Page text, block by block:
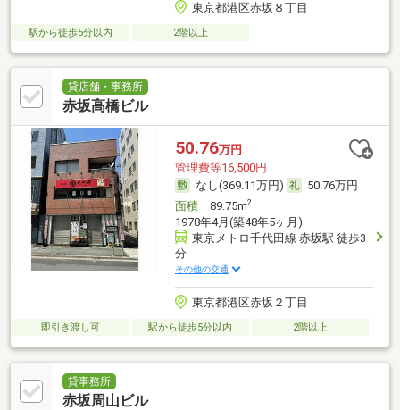
東京都港区赤坂８丁目
駅から徒歩5分以内 2階以上
貸店舗・事務所
赤坂高橋ビル
50.76万円
管理費等16,500円
なし(369.11万円)
50.76万円
面積89.75m2
1978年4月(築48年5ヶ月)
東京メトロ千代田線 赤坂駅 徒歩3
分
その他の交通
東京都港区赤坂２丁目
即引き渡し可 駅から徒歩5分以内 2階以上
貸事務所
赤坂周山ビル